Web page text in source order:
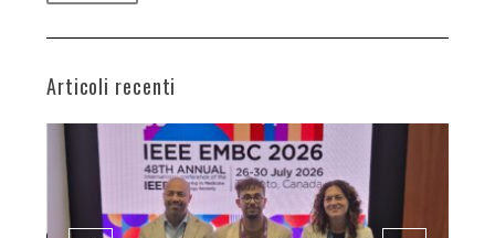
Articoli recenti